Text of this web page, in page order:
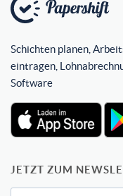
Schichten planen,
eintragen,
Software
JETZT ZUM